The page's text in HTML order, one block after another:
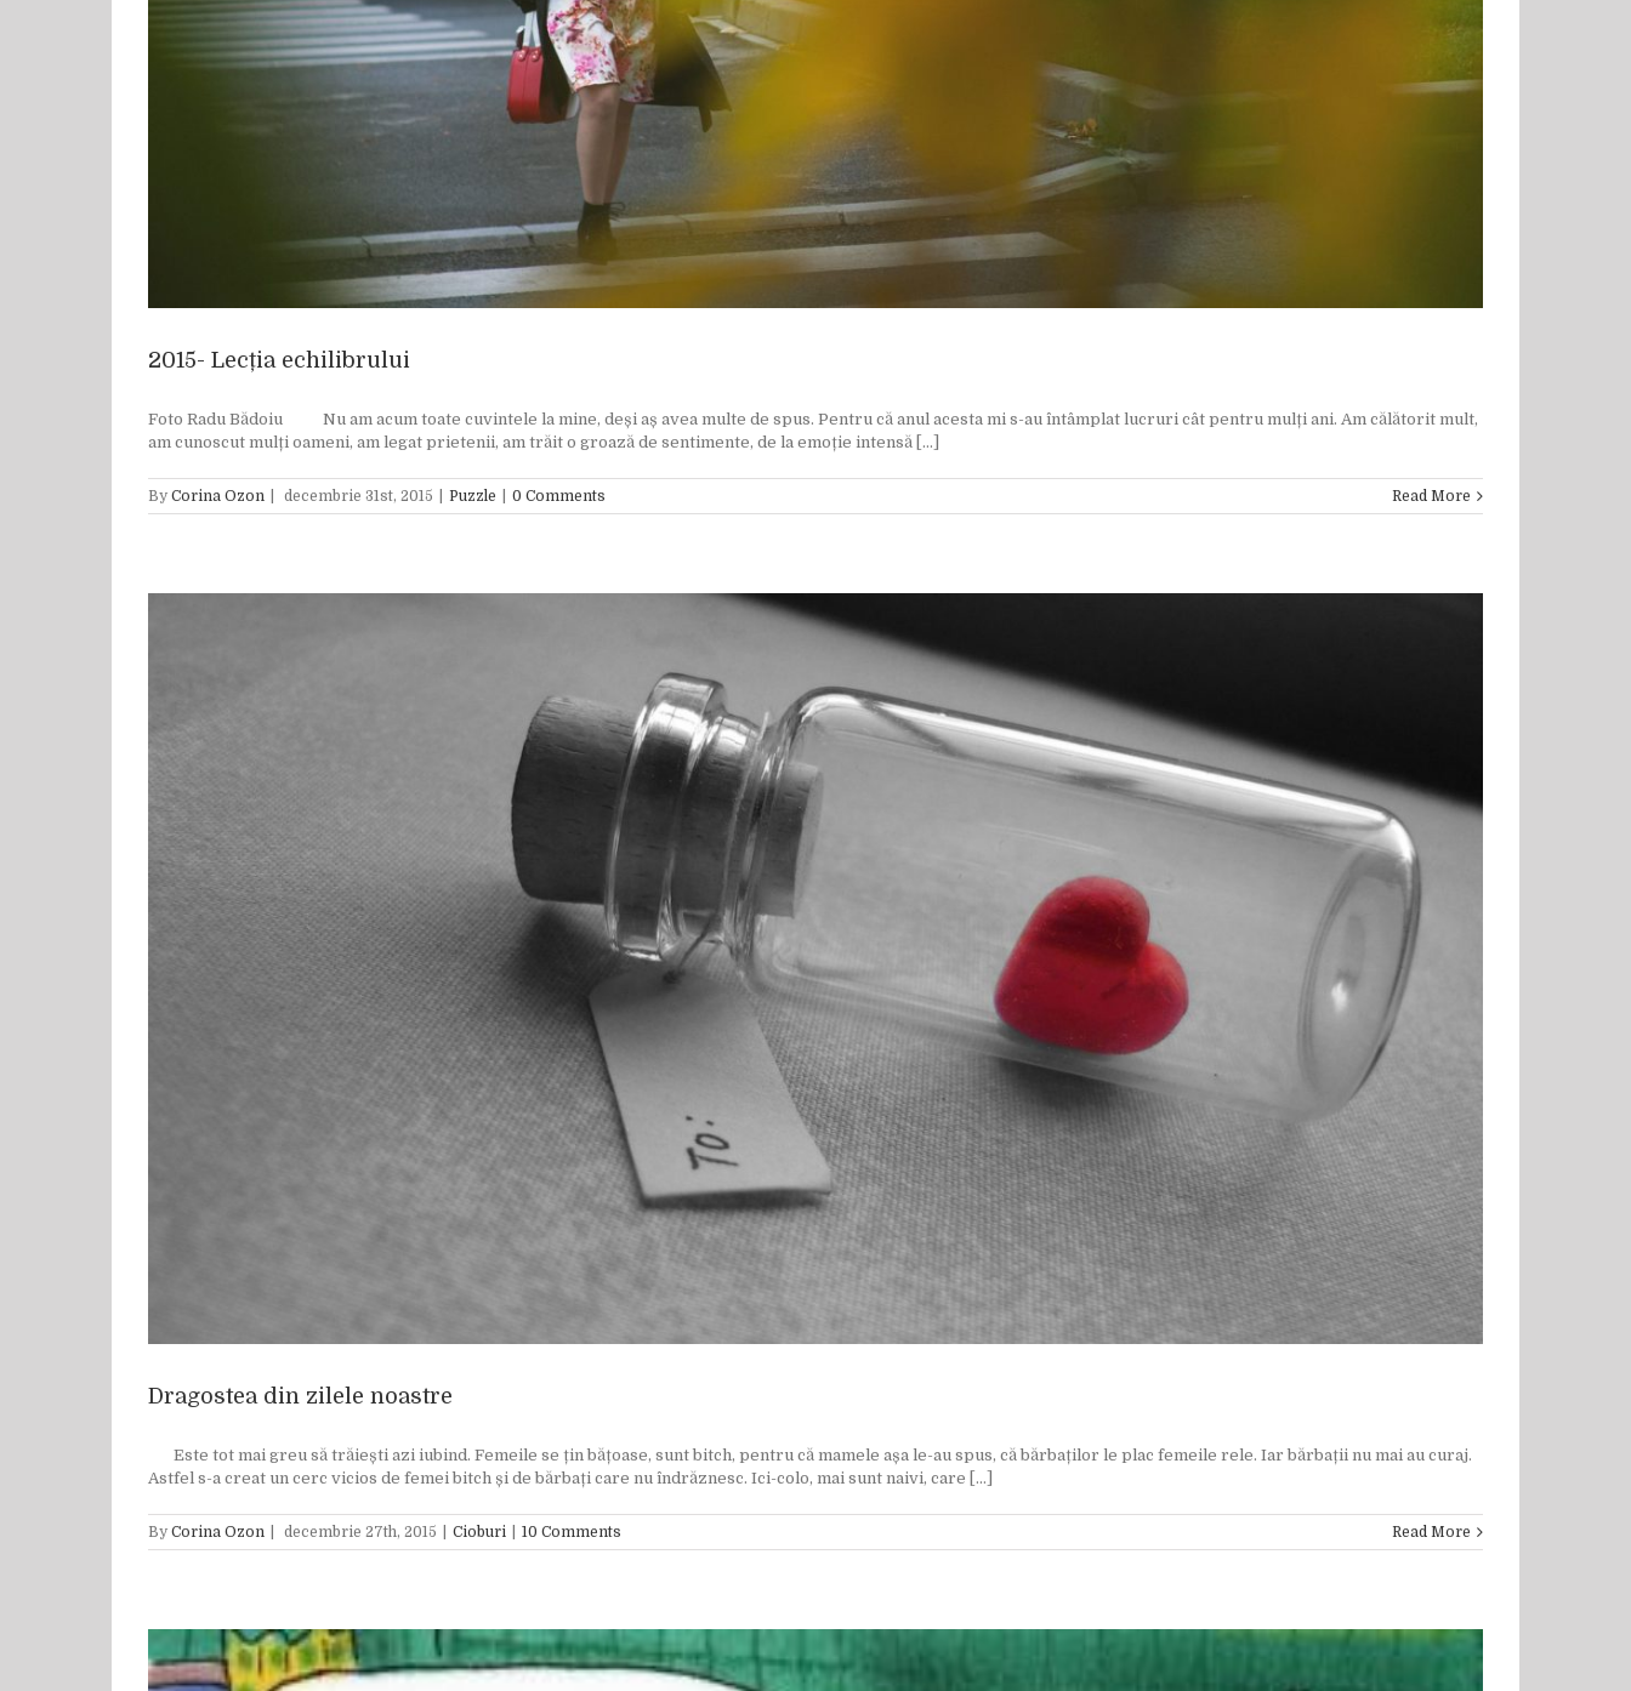
2015- Lecția echilibrului
Foto Radu Bădoiu Nu am acum toate cuvintele la mine, deși aș avea multe de spus. Pentru că anul acesta mi s-au întâmplat lucruri cât pentru mulți ani. Am călătorit mult,
am cunoscut mulți oameni, am legat prietenii, am trăit o groază de sentimente, de la emoție intensă [...]
By Corina Ozon decembrie 31st, 2015 Puzzle 0 Comments Read More
Dragostea din zilele noastre
Este tot mai greu să trăiești azi iubind. Femeile se țin bățoase, sunt bitch, pentru că mamele așa le-au spus, că bărbaților le plac femeile rele. Iar bărbații nu mai au curaj.
Astfel s-a creat un cerc vicios de femei bitch și de bărbați care nu îndrăznesc. Ici-colo, mai sunt naivi, care [...]
By Corina Ozon decembrie 27th, 2015 Cioburi 10 Comments Read More